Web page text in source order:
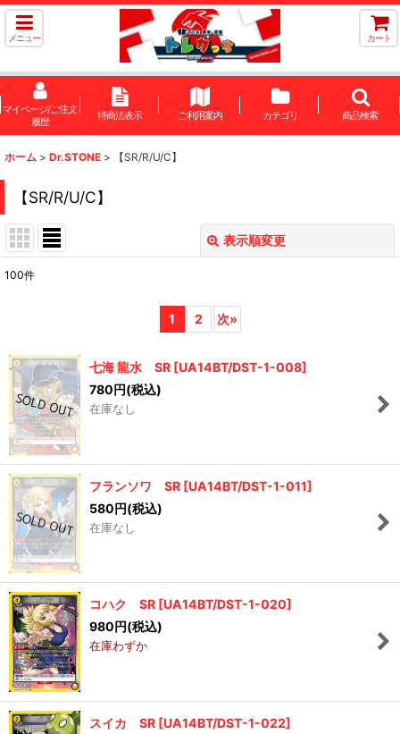
メニュー カート
マイページ/ご注文
履歴
特商法表示 ご利用案内 カテゴリ 商品検索
ホーム > Dr.STONE > 【SR/R/U/C】
【SR/R/U/C】
表示順変更
並び順:
100件
1 2 次»
七海 龍水 SR [UA14BT/DST-1-008]
780円(税込)
在庫なし
フランソワ SR [UA14BT/DST-1-011]
580円(税込)
在庫なし
コハク SR [UA14BT/DST-1-020]
980円(税込)
在庫わずか
スイカ SR [UA14BT/DST-1-022]